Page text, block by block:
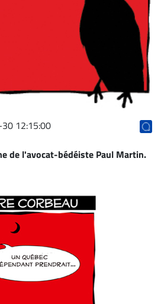
12:15:00
de l'avocat-bédéiste Paul Martin.